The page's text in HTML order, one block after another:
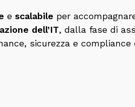
escalabile per
dell’IT, dalla fase di
sicurezza e compliance